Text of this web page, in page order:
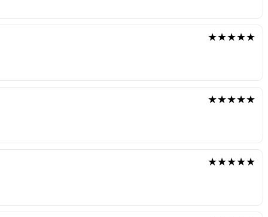
★★★★★
★★★★★
★★★★★